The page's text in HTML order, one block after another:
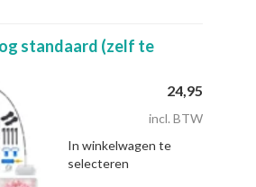
standaard (zelf te
24,95
incl. BTW
In winkelwagen te
selecteren